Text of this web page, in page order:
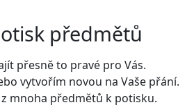
předmětů
přesně to pravé pro Vás.
vytvořím novou na Vaše přání.
mnoha předmětů k potisku.